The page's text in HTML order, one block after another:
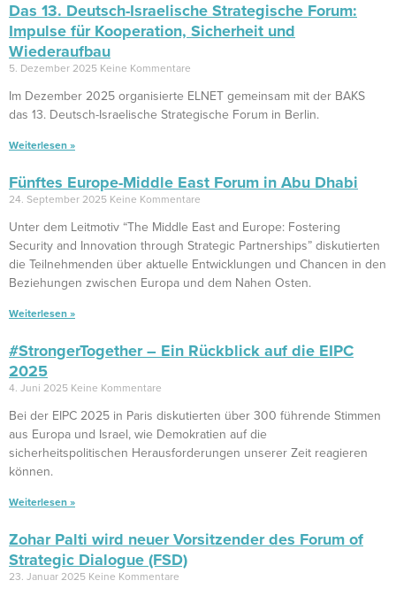
Das 13. Deutsch-Israelische Strategische Forum:
Impulse für Kooperation, Sicherheit und
Wiederaufbau
5. Dezember 2025 Keine Kommentare
Im Dezember 2025 organisierte ELNET gemeinsam mit der BAKS
das 13. Deutsch-Israelische Strategische Forum in Berlin.
Weiterlesen »
Fünftes Europe-Middle East Forum in Abu Dhabi
24. September 2025 Keine Kommentare
Unter dem Leitmotiv “The Middle East and Europe: Fostering
Security and Innovation through Strategic Partnerships” diskutierten
die Teilnehmenden über aktuelle Entwicklungen und Chancen in den
Beziehungen zwischen Europa und dem Nahen Osten.
Weiterlesen »
#StrongerTogether – Ein Rückblick auf die EIPC
2025
4. Juni 2025 Keine Kommentare
Bei der EIPC 2025 in Paris diskutierten über 300 führende Stimmen
aus Europa und Israel, wie Demokratien auf die
sicherheitspolitischen Herausforderungen unserer Zeit reagieren
können.
Weiterlesen »
Zohar Palti wird neuer Vorsitzender des Forum of
Strategic Dialogue (FSD)
23. Januar 2025 Keine Kommentare